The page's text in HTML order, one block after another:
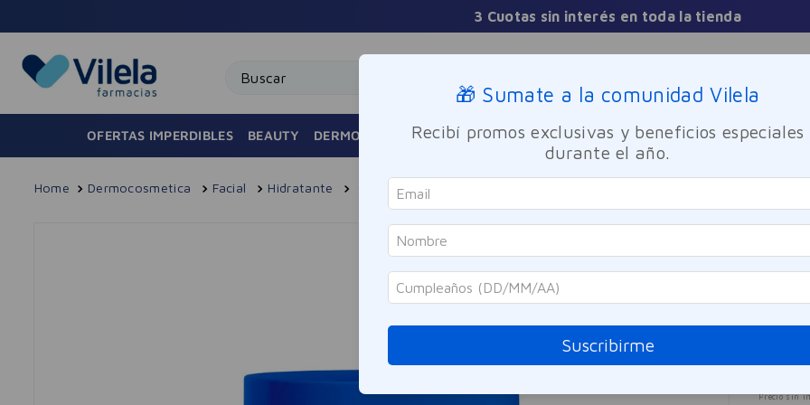
3 Cuotas sin interés en toda la tienda
OFERTAS IMPERDIBLES BEAUTY DERMOCOSMÉTICA FRAGANCIAS CUIDADO PERSONAL BIENESTAR Y
Dermocosmetica Facial Hidratante Crema Hidratante Bagovit Facial Pro Esencial 50g
$ 21
Precio sin
🎁 Sumate a la comunidad Vilela
Recibí promos exclusivas y beneficios especiales
durante el año.
Suscribirme